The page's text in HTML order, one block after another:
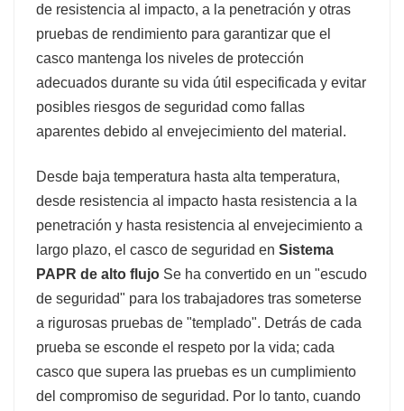
de resistencia al impacto, a la penetración y otras
pruebas de rendimiento para garantizar que el
casco mantenga los niveles de protección
adecuados durante su vida útil especificada y evitar
posibles riesgos de seguridad como fallas
aparentes debido al envejecimiento del material.
Desde baja temperatura hasta alta temperatura,
desde resistencia al impacto hasta resistencia a la
penetración y hasta resistencia al envejecimiento a
largo plazo, el casco de seguridad en Sistema
PAPR de alto flujo Se ha convertido en un "escudo
de seguridad" para los trabajadores tras someterse
a rigurosas pruebas de "templado". Detrás de cada
prueba se esconde el respeto por la vida; cada
casco que supera las pruebas es un cumplimiento
del compromiso de seguridad. Por lo tanto, cuando